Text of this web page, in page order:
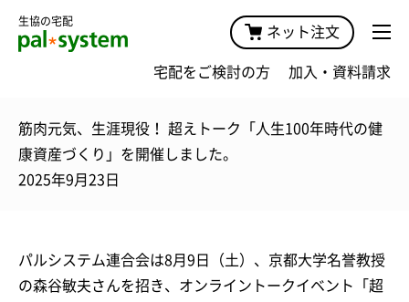
生協の宅配
ネット注文
宅配をご検討の方 加入・資料請求
筋肉元気、生涯現役！ 超えトーク「人生100年時代の健
康資産づくり」を開催しました。
2025年9月23日
パルシステム連合会は8月9日（土）、京都大学名誉教授
の森谷敏夫さんを招き、オンライントークイベント「超